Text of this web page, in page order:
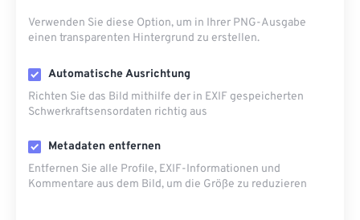
Verwenden Sie diese Option, um in Ihrer PNG-Ausgabe
einen transparenten Hintergrund zu erstellen.
Automatische Ausrichtung
Richten Sie das Bild mithilfe der in EXIF ​​gespeicherten
Schwerkraftsensordaten richtig aus
Metadaten entfernen
Entfernen Sie alle Profile, EXIF-Informationen und
Kommentare aus dem Bild, um die Größe zu reduzieren